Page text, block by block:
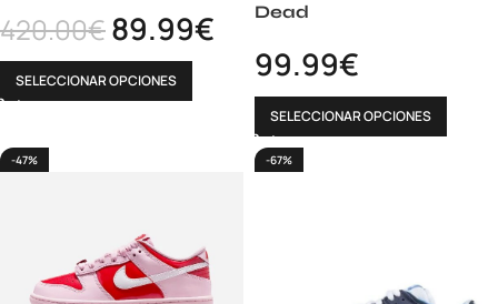
420.00€89.99€
SELECCIONAR OPCIONES
Dead
99.99€
SELECCIONAR OPCIONES
-47% -67%